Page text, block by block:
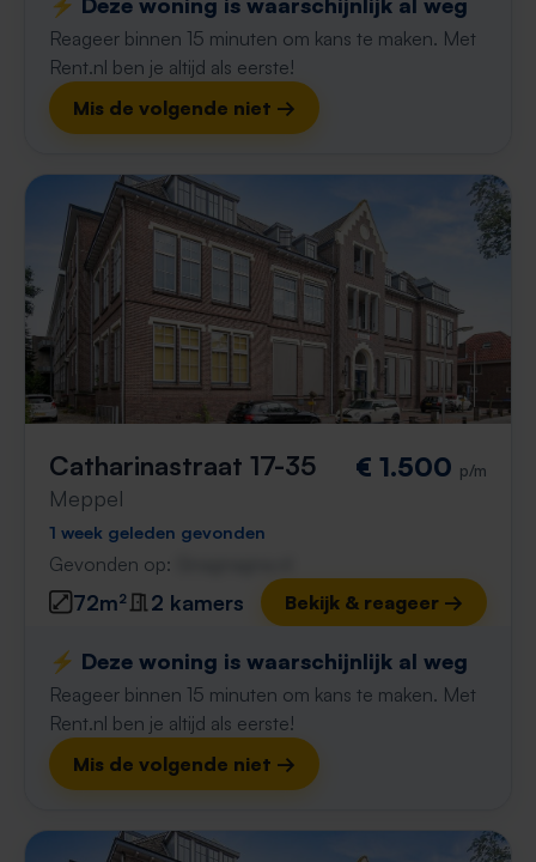
Reageer binnen 15 minuten om kans te maken. Met
Rent.nl ben je altijd als eerste!
Mis de volgende niet →
Catharinastraat 17-35
Meppel
€ 1.500 p/m
1 week geleden gevonden
Gevonden op:
72m² 2 kamers Bekijk & reageer →
⚡️ Deze woning is waarschijnlijk al weg
Reageer binnen 15 minuten om kans te maken. Met
Rent.nl ben je altijd als eerste!
Mis de volgende niet →